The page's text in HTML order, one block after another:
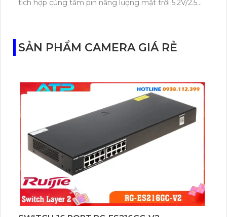
tích hợp cùng tấm pin năng lượng mặt trời 5.2V/2.5W.
SẢN PHẨM CAMERA GIÁ RẺ